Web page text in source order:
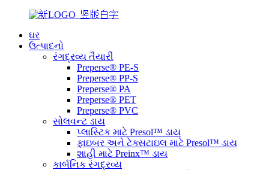
ઘર
ઉત્પાદનો
રંગદ્રવ્ય તૈયારી
Preperse® PE-S
Preperse® PP-S
Preperse® PA
Preperse® PET
Preperse® PVC
સોલવન્ટ ડાય
પ્લાસ્ટિક માટે Presol™ ડાય
ફાઇબર અને ટેક્સટાઇલ માટે Presol™ ડાય
શાહી માટે Preinx™ ડાય
કાર્બનિક રંગદ્રવ્ય